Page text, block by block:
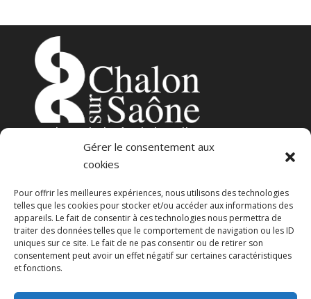
3place de l’Hôtel-de-Ville
71100 – Chalon-sur-Saône
23 avenue Georges Pompidou
Gérer le consentement aux
cookies
Pour offrir les meilleures expériences, nous utilisons des technologies
telles que les cookies pour stocker et/ou accéder aux informations des
appareils. Le fait de consentir à ces technologies nous permettra de
traiter des données telles que le comportement de navigation ou les ID
uniques sur ce site. Le fait de ne pas consentir ou de retirer son
consentement peut avoir un effet négatif sur certaines caractéristiques
et fonctions.